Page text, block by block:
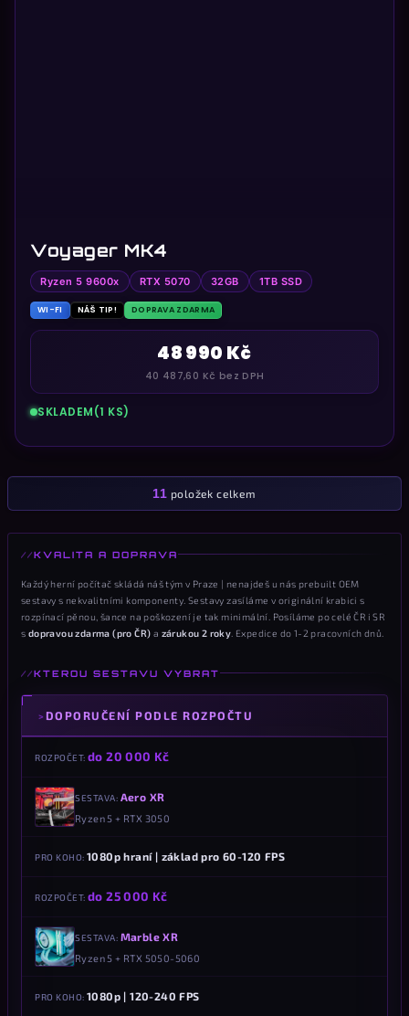
Voyager MK4
Ryzen 5 9600x RTX 5070 32GB 1TB SSD
WI-FI NÁŠ TIP! DOPRAVA ZDARMA
40 487,60 Kč bez DPH
48 990 Kč
SKLADEM(1 KS)
O
d
a
c
p
r
v
k
s
11 položek celkem
KVALITA A DOPRAVA
Každý herní počítač skládá náš tým v Praze | nenajdeš u nás prebuilt OEM
sestavy s nekvalitními komponenty. Sestavy zasíláme v originální krabici s
rozpínací pěnou, šance na poškození je tak minimální. Posíláme po celé ČR i SR
s dopravou zdarma (pro ČR) a zárukou 2 roky . Expedice do 1-2 pracovních dnů.
KTEROU SESTAVU VYBRAT
DOPORUČENÍ PODLE ROZPOČTU
ROZPOČET do 20 000 Kč
SESTAVA Aero XR
Ryzen 5 + RTX 3050
PRO KOHO 1080p hraní | základ pro 60-120 FPS
ROZPOČET do 25 000 Kč
SESTAVA Marble XR
Ryzen 5 + RTX 5050-5060
PRO KOHO 1080p | 120-240 FPS